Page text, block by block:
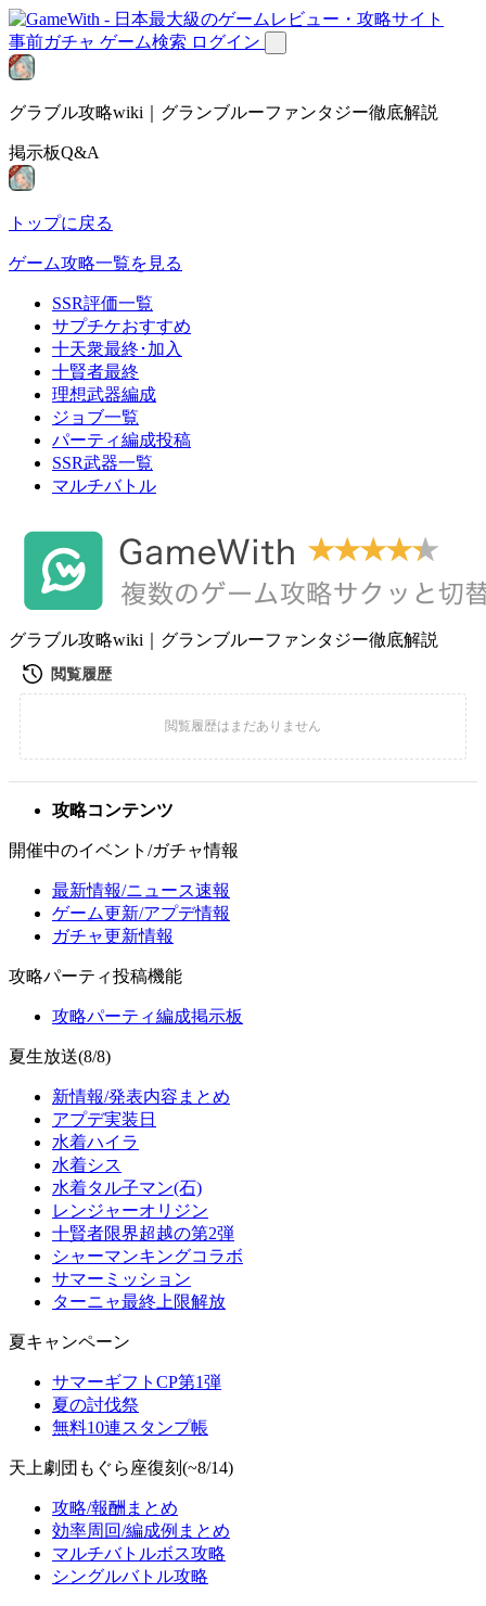
事前ガチャ ゲーム検索 ログイン
グラブル攻略wiki｜グランブルーファンタジー徹底解説
掲示板Q&A
トップに戻る
ゲーム攻略一覧を見る
SSR評価一覧
サプチケおすすめ
十天衆最終･加入
十賢者最終
理想武器編成
ジョブ一覧
パーティ編成投稿
SSR武器一覧
マルチバトル
グラブル攻略wiki｜グランブルーファンタジー徹底解説
攻略コンテンツ
開催中のイベント/ガチャ情報
最新情報/ニュース速報
ゲーム更新/アプデ情報
ガチャ更新情報
攻略パーティ投稿機能
攻略パーティ編成掲示板
夏生放送(8/8)
新情報/発表内容まとめ
アプデ実装日
水着ハイラ
水着シス
水着タル子マン(石)
レンジャーオリジン
十賢者限界超越の第2弾
シャーマンキングコラボ
サマーミッション
ターニャ最終上限解放
夏キャンペーン
サマーギフトCP第1弾
夏の討伐祭
無料10連スタンプ帳
天上劇団もぐら座復刻(~8/14)
攻略/報酬まとめ
効率周回/編成例まとめ
マルチバトルボス攻略
シングルバトル攻略